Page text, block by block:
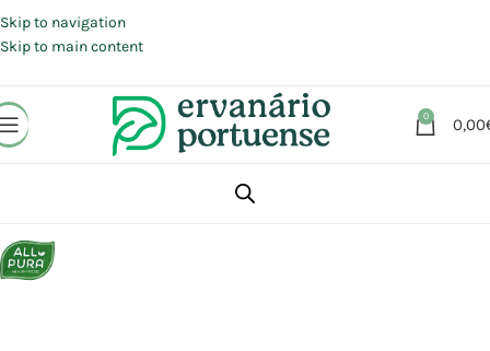
Skip to navigation
Skip to main content
0 0,00
Alimentação